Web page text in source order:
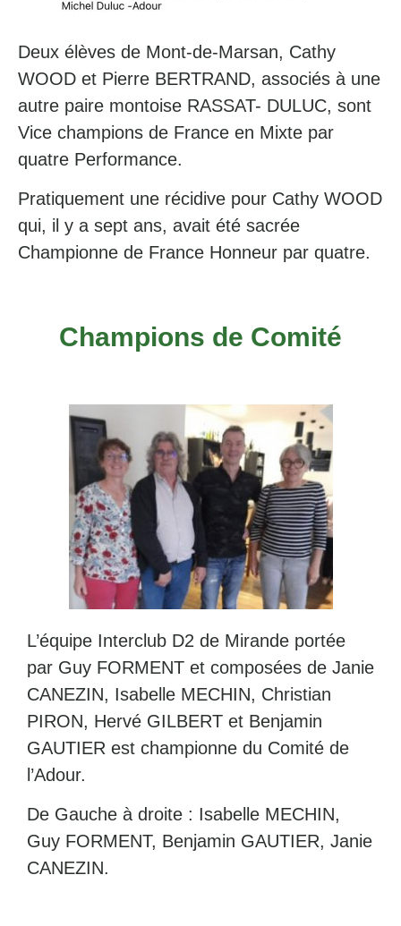
Deux élèves de Mont-de-Marsan, Cathy
WOOD et Pierre BERTRAND, associés à une
autre paire montoise RASSAT- DULUC, sont
Vice champions de France en Mixte par
quatre Performance.
Pratiquement une récidive pour Cathy WOOD
qui, il y a sept ans, avait été sacrée
Championne de France Honneur par quatre.
Champions de Comité
L’équipe Interclub D2 de Mirande portée
par Guy FORMENT et composées de Janie
CANEZIN, Isabelle MECHIN, Christian
PIRON, Hervé GILBERT et Benjamin
GAUTIER est championne du Comité de
l’Adour.
De Gauche à droite : Isabelle MECHIN,
Guy FORMENT, Benjamin GAUTIER, Janie
CANEZIN.